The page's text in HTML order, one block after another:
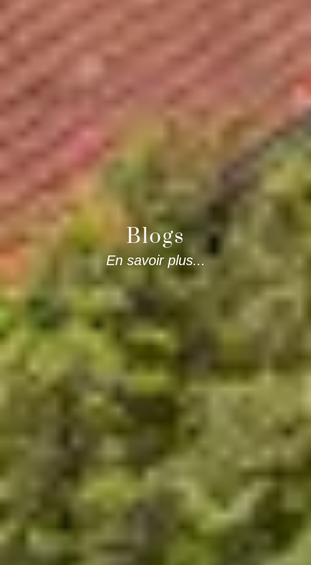
Blogs
En savoir plus...